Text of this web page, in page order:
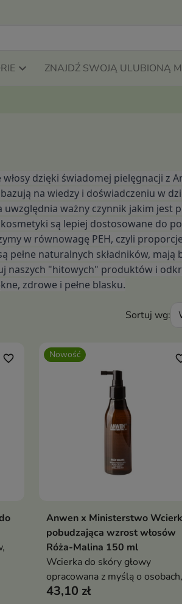
ZNAJDŹ SWOJĄ ULUBIONĄ
dzięki świadomej pielęgnacji z
na wiedzy i doświadczeniu w
ważny czynnik jakim jest
są lepiej dostosowane do
w równowagę PEH, czyli
pełne naturalnych składników, mają
naszych "hitowych" produktów i
zdrowe i pełne blasku.
Sortuj wg:
favorite_border Nowość
Dodaj do koszyka
Anwen x Ministerstwo
pobudzająca wzrost włosów
Róża-Malina 150 ml
Wcierka do skóry głowy
opracowana z myślą o osobach,
które chcą zadbać o mocniejsze i
43,10 zł